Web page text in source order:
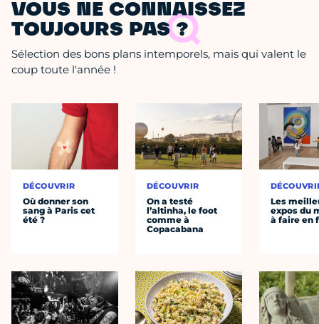
VOUS NE CONNAISSEZ
TOUJOURS PAS ?
Sélection des bons plans intemporels, mais qui valent le
coup toute l'année !
DÉCOUVRIR
Où donner son
sang à Paris cet
été ?
DÉCOUVRIR
On a testé
l’altinha, le foot
comme à
Copacabana
Les
expos du
à faire en